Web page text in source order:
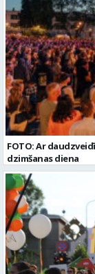
FOTO: Ar
dzimšanas diena